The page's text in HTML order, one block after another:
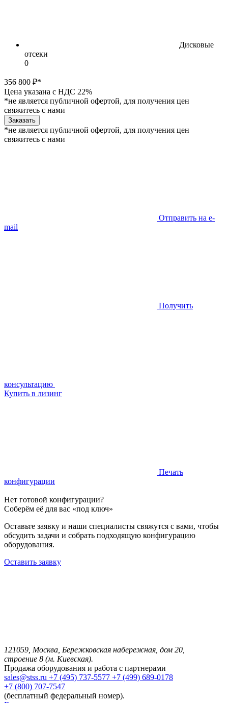
Дисковые
отсеки
0
356 800 ₽*
Цена указана с НДС 22%
*не является публичной офертой, для получения цен
свяжитесь с нами
Заказать
*не является публичной офертой, для получения цен
свяжитесь с нами
Отправить на e-
mail
Получить
консультацию
Купить в лизинг
Печать
конфигурации
Нет готовой конфигурации?
Соберём её для вас «под ключ»
Оставьте заявку и наши специалисты свяжутся с вами, чтобы
обсудить задачи и собрать подходящую конфигурацию
оборудования.
Оставить заявку
121059, Москва, Бережковская набережная, дом 20,
строение 8 (м. Киевская).
Продажа оборудования и работа с партнерами
sales@stss.ru +7 (495) 737-5577 +7 (499) 689-0178
+7 (800) 707-7547
(бесплатный федеральный номер).